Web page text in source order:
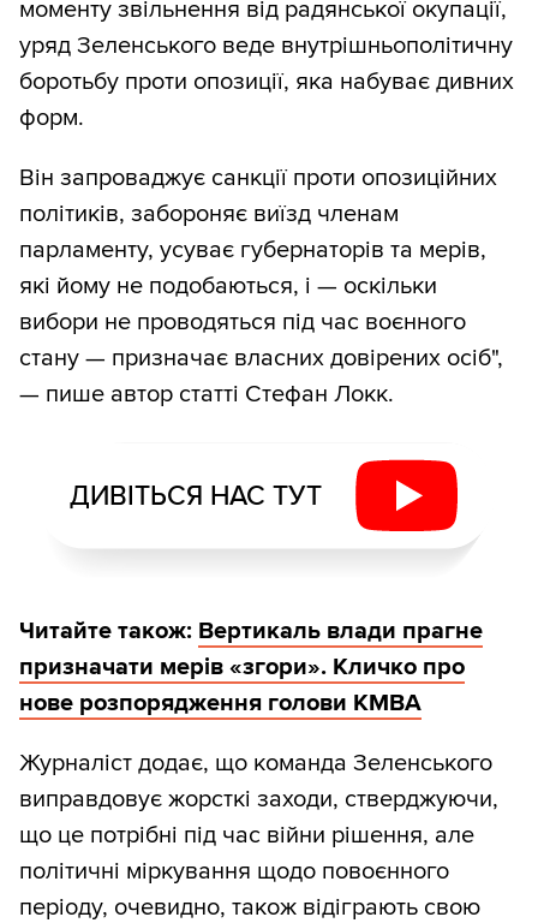
моменту звільнення від радянської окупації,
уряд Зеленського веде внутрішньополітичну
боротьбу проти опозиції, яка набуває дивних
форм.
Він запроваджує санкції проти опозиційних
політиків, забороняє виїзд членам
парламенту, усуває губернаторів та мерів,
які йому не подобаються, і — оскільки
вибори не проводяться під час воєнного
стану — призначає власних довірених осіб",
— пише автор статті Стефан Локк.
ДИВІТЬСЯ НАС ТУТ
Читайте також: Вертикаль влади прагне
призначати мерів «згори». Кличко про
нове розпорядження голови КМВА
Журналіст додає, що команда Зеленського
виправдовує жорсткі заходи, стверджуючи,
що це потрібні під час війни рішення, але
політичні міркування щодо повоєнного
періоду, очевидно, також відіграють свою